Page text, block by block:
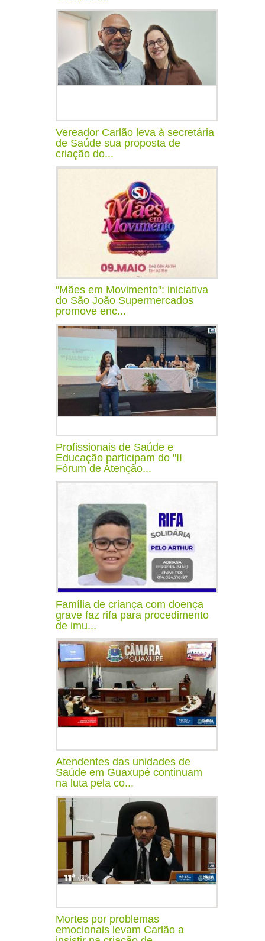
Vereador Carlão leva à secretária
de Saúde sua proposta de
criação do...
"Mães em Movimento": iniciativa
do São João Supermercados
promove enc...
Profissionais de Saúde e
Educação participam do "II
Fórum de Atenção...
Família de criança com doença
grave faz rifa para procedimento
de imu...
Atendentes das unidades de
Saúde em Guaxupé continuam
na luta pela co...
Mortes por problemas
emocionais levam Carlão a